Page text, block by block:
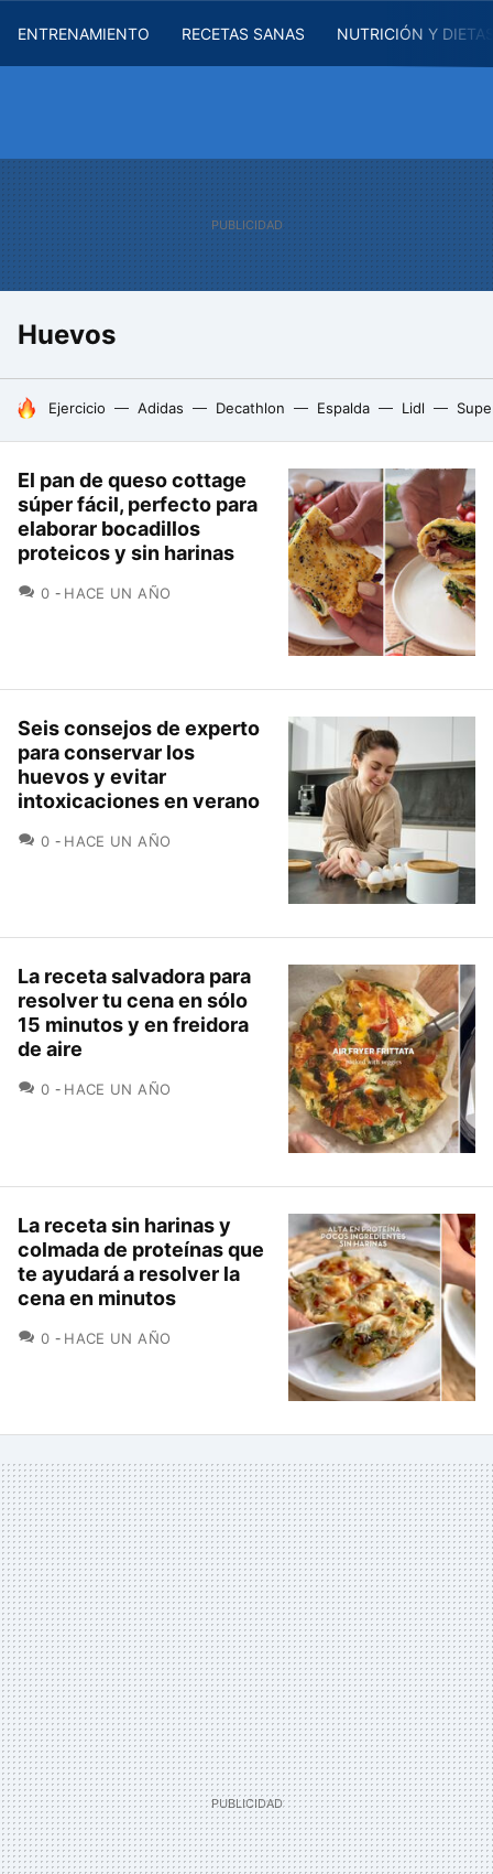
ENTRENAMIENTO RECETAS SANAS NUTRICIÓN Y
Huevos
HOY SE HABLA DE
Ejercicio Adidas Decathlon Espalda Lidl
El pan de queso cottage
súper fácil, perfecto para
elaborar bocadillos
proteicos y sin harinas
0 COMENTARIOS
HACE UN AÑO
Seis consejos de experto
para conservar los
huevos y evitar
intoxicaciones en verano
0 COMENTARIOS
HACE UN AÑO
La receta salvadora para
resolver tu cena en sólo
15 minutos y en freidora
de aire
0 COMENTARIOS
HACE UN AÑO
La receta sin harinas y
colmada de proteínas que
te ayudará a resolver la
cena en minutos
0 COMENTARIOS
HACE UN AÑO